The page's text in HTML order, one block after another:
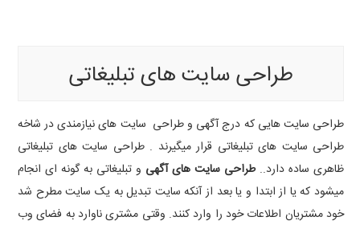
طراحی سایت های تبلیغاتی
طراحی سایت هایی که درج آگهی و طراحی سایت های نیازمندی در شاخه
طراحی سایت های تبلیغاتی قرار میگیرند . طراحی سایت های تبلیغاتی
ظاهری ساده دارد..طراحی سایت های آگهی و تبلیغاتی به گونه ای انجام
میشود که یا از ابتدا و یا بعد از آنکه سایت تبدیل به یک سایت مطرح شد
خود مشتریان اطلاعات خود را وارد کنند. وقتی مشتری ناوارد به فضای وب